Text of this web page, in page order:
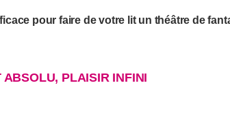
pour faire de votre lit un théâtre de
PLAISIR INFINI